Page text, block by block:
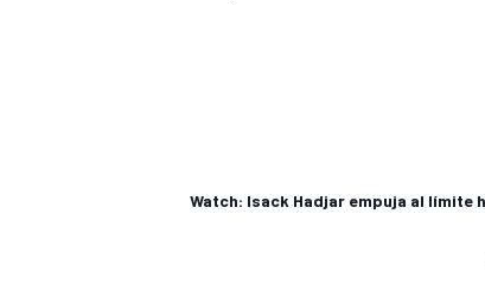
Watch: Isack Hadjar empuja al límite